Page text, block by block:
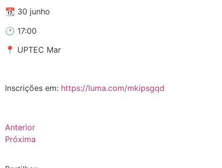
📆 30 junho
🕐 17:00
📍 UPTEC Mar
Inscrições em: https://luma.com/mkipsgqd
Anterior
Próxima